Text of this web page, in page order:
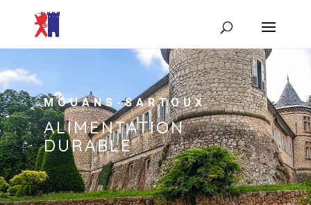
MOUANS-SARTOUX
ALIMENTATION
DURABLE